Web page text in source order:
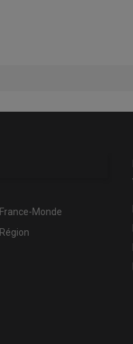
France-Monde
Région